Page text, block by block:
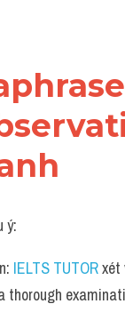
ý:
IELTS TUTOR xét
thorough